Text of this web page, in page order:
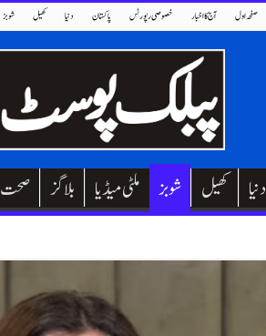
شوبز کھیل دنیا پاکستان خصوصی رپورٹس آج کا اخبار صفحہ اول
صحت بلاگز ملٹی میڈیا شوبز کھیل دنیا